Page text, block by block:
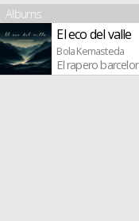
Albums
El eco del valle
Bola Kemasteda
El rapero